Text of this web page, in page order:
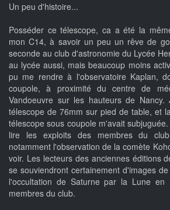
Un peu d'histoire...
Posséder ce télescope, ca a été la
mon C14, à savoir un peu un rêve de
seconde au club d'astronomie du Lycée
au lycée aussi, mais beaucoup moins
pu me rendre à l'observatoire Kaplan,
coupole, à proximité du centre de
Vandoeuvre sur les hauteurs de
télescope de 76mm sur pied de table, et
télescope sous coupole m'avait
lire les exploits des membres du
notamment l'observation de la comète
voir. Les lecteurs des anciennes éditions
se souviendront certainement d'images
l'occultation de Saturne par la Lune en
membres du club.